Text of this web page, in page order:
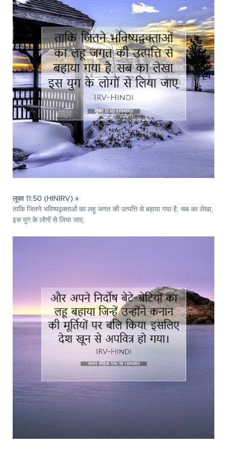
लूका 11:50 (HINIRV) »
ताकि जितने भविष्यद्वक्ताओं का लहू जगत की उत्पत्ति से बहाया गया है, सब का लेखा,
इस युग के लोगों से लिया जाए,